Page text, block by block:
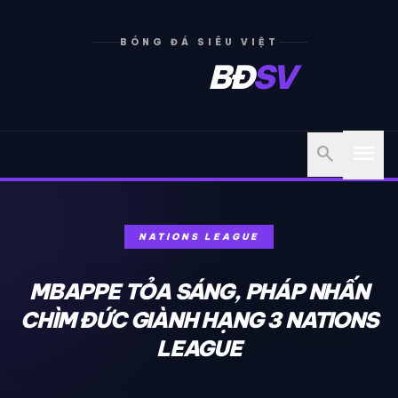
BÓNG ĐÁ SIÊU VIỆT
BĐSV
search
NATIONS LEAGUE
MBAPPE TỎA SÁNG, PHÁP NHẤN
CHÌM ĐỨC GIÀNH HẠNG 3 NATIONS
LEAGUE